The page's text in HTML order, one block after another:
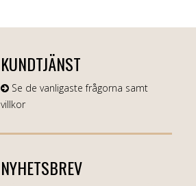
KUNDTJÄNST
Se de vanligaste frågorna samt
villkor
NYHETSBREV